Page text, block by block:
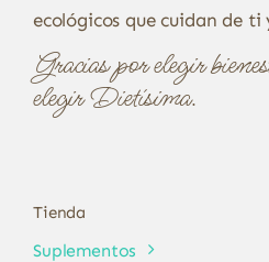
ecológicos que cuidan de
Gracias por elegir
elegir Dietísima.
Tienda
Suplementos